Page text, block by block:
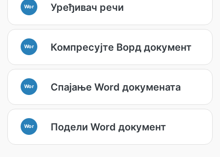
Wor Уређивач речи
Wor Компресујте Ворд документ
Wor Спајање Word докумената
Wor Подели Word документ